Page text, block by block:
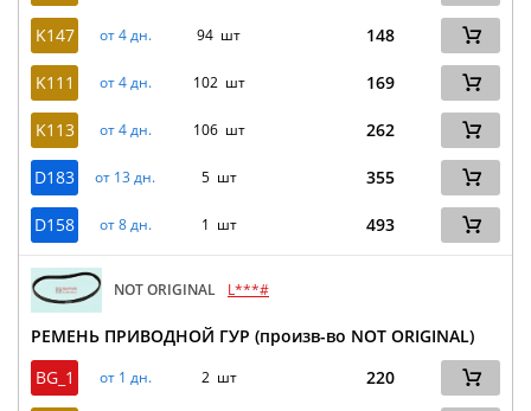
K147 от 4 дн. 94 шт 148
K111 от 4 дн. 102 шт 169
K113 от 4 дн. 106 шт 262
D183 от 13 дн. 5 шт 355
D158 от 8 дн. 1 шт 493
NOT ORIGINAL L***#
РЕМЕНЬ ПРИВОДНОЙ ГУР (произв-во NOT ORIGINAL)
BG_1
от 1 дн. 2 шт 220